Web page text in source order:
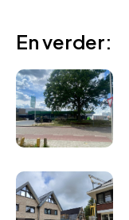
En verder: